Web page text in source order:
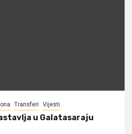
Transferi Vijesti
u Galatasaraju